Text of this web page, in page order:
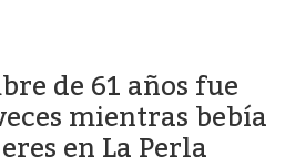
de 61 años fue
mientras bebía
en La Perla